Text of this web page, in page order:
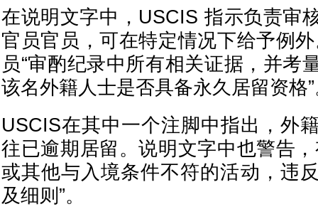
在说明文字中，USCIS 指示负责审
官员官员，可在特定情况下给予例
员“审酌纪录中所有相关证据，并考
该名外籍人士是否具备永久居留资格
USCIS在其中一个注脚中指出，外
往已逾期居留。说明文字中也警告
或其他与入境条件不符的活动，违
及细则”。